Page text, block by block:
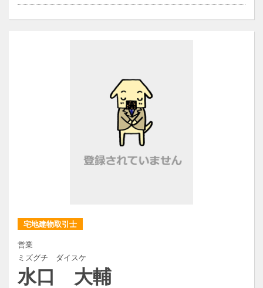
宅地建物取引士
営業
ミズグチ ダイスケ
水口 大輔